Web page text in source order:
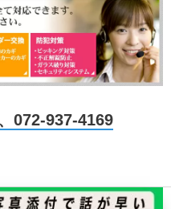
072-937-4169